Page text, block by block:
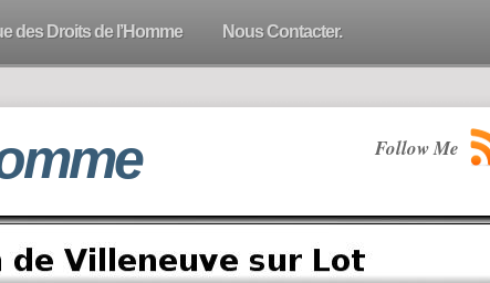
des Droits de l’Homme Nous Contacter.
Follow Me